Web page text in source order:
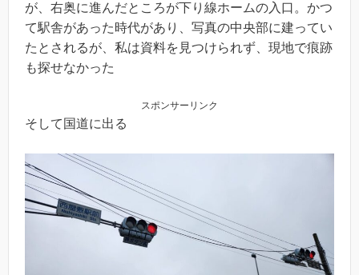
が、右奥に進んだところが下り線ホームの入口。かつ
て駅舎があった時代があり、写真の中央部に建ってい
たとされるが、私は資料を見つけられず、現地で痕跡
も探せなかった
スポンサーリンク
そして国道に出る